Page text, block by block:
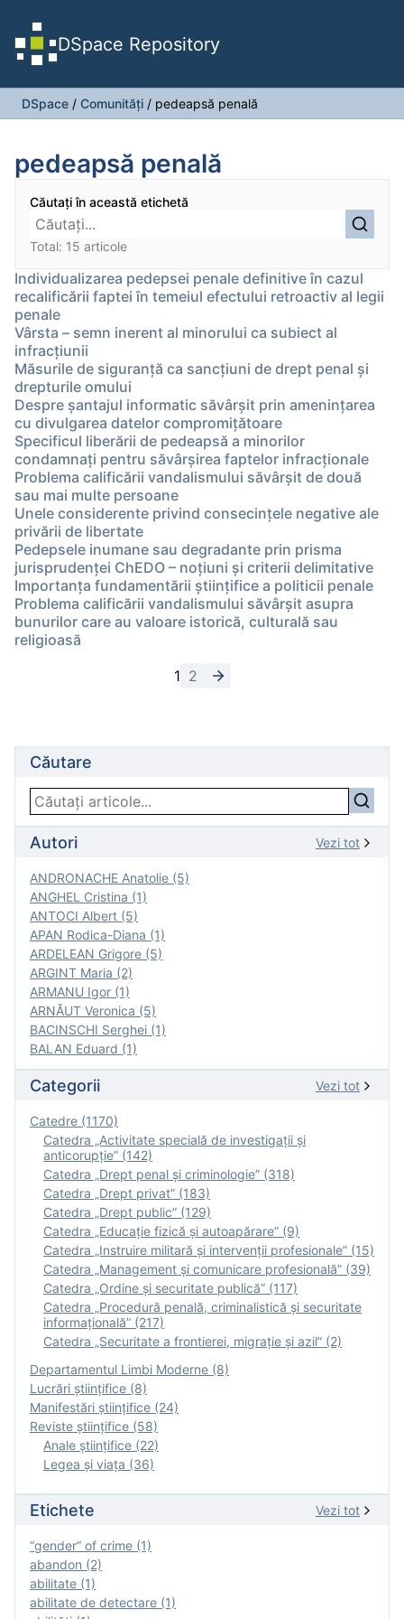
DSpace Repository
DSpace / Comunități / pedeapsă penală
pedeapsă penală
Căutați în această etichetă
Total: 15 articole
Individualizarea pedepsei penale definitive în cazul
recalificării faptei în temeiul efectului retroactiv al legii
penale
Vârsta – semn inerent al minorului ca subiect al
infracțiunii
Măsurile de siguranță ca sancțiuni de drept penal și
drepturile omului
Despre șantajul informatic săvârșit prin amenințarea
cu divulgarea datelor compromițătoare
Specificul liberării de pedeapsă a minorilor
condamnați pentru săvârșirea faptelor infracționale
Problema calificării vandalismului săvârşit de două
sau mai multe persoane
Unele considerente privind consecinţele negative ale
privării de libertate
Pedepsele inumane sau degradante prin prisma
jurisprudenței ChEDO – noţiuni şi criterii delimitative
Importanţa fundamentării ştiinţifice a politicii penale
Problema calificării vandalismului săvârşit asupra
bunurilor care au valoare istorică, culturală sau
religioasă
1 2
Căutare
Autori Vezi tot
ANDRONACHE Anatolie (5)
ANGHEL Cristina (1)
ANTOCI Albert (5)
APAN Rodica-Diana (1)
ARDELEAN Grigore (5)
ARGINT Maria (2)
ARMANU Igor (1)
ARNĂUT Veronica (5)
BACINSCHI Serghei (1)
BALAN Eduard (1)
Categorii Vezi tot
Catedre (1170)
Catedra „Activitate specială de investigaţii şi
anticorupție” (142)
Catedra „Drept penal și criminologie” (318)
Catedra „Drept privat” (183)
Catedra „Drept public” (129)
Catedra „Educație fizică şi autoapărare” (9)
Catedra „Instruire militară şi intervenţii profesionale” (15)
Catedra „Management și comunicare profesională” (39)
Catedra „Ordine și securitate publică” (117)
Catedra „Procedură penală, criminalistică și securitate
informațională” (217)
Catedra „Securitate a frontierei, migrație și azil” (2)
Departamentul Limbi Moderne (8)
Lucrări științifice (8)
Manifestări ştiinţifice (24)
Reviste ştiinţifice (58)
Anale ştiinţifice (22)
Legea şi viaţa (36)
Etichete Vezi tot
“gender” of crime (1)
abandon (2)
abilitate (1)
abilitate de detectare (1)